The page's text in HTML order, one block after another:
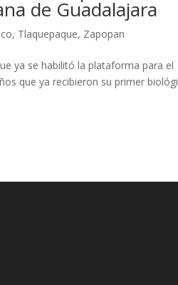
de Guadalajara
, Tlaquepaque, Zapopan
ya se habilitó la plataforma para el
que ya recibieron su primer